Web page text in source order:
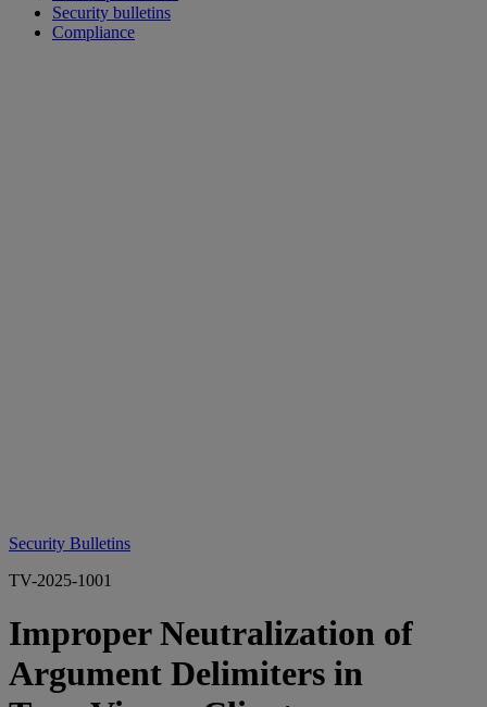
Security bulletins
Compliance
Security Bulletins
TV-2025-1001
Improper Neutralization of
Argument Delimiters in